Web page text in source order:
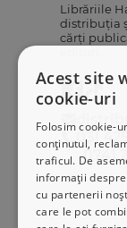
Acest site
cookie-uri
Folosim cookie-
conținutul,
traficul. De
informații
cu partenerii
care le pot
Librăriile
distribuția
cărți
031
0741